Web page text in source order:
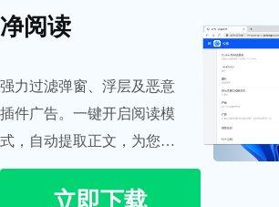
净阅读
强力过滤弹窗、浮层及恶意
插件广告。一键开启阅读模
式，自动提取正文，为您提
供如同纸质书般的清爽浏览
体验，注意力更集中。
立即下载